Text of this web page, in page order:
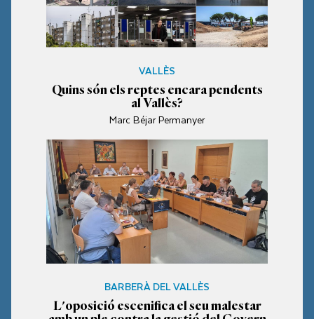
VALLÈS
Quins són els reptes encara pendents
al Vallès?
Marc Béjar Permanyer
BARBERÀ DEL VALLÈS
L'oposició escenifica el seu malestar